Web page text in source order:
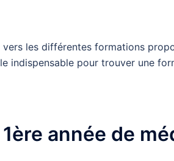
les différentes formations
indispensable pour trouver une
année de